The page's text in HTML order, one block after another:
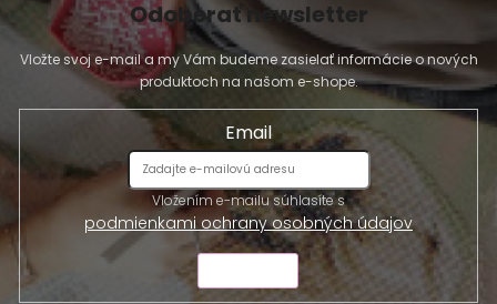
Odoberať newsletter
Vložte svoj e-mail a my Vám budeme zasielať informácie o nových
produktoch na našom e-shope.
Email
Vložením e-mailu súhlasíte s
podmienkami ochrany osobných údajov